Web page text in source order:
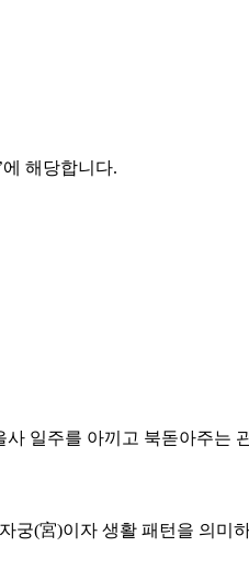
’에 해당합니다.
일주를 아끼고 북돋아주는
(宮)이자 생활 패턴을 의미